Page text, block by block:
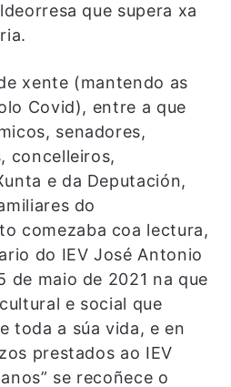
que supera xa
xente (mantendo as
Covid), entre a que
senadores,
concelleiros,
e da Deputación,
do
comezaba coa lectura,
do IEV José Antonio
de maio de 2021 na que
e social que
toda a súa vida, e en
prestados ao IEV
se recoñece o